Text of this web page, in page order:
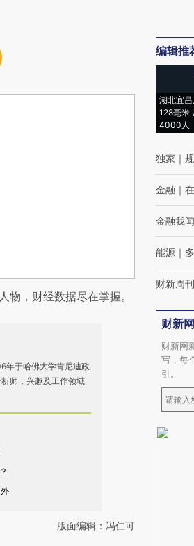
物，财经数据尽在掌握。
年于哈佛大学肯尼迪政
师，兴趣及工作领域
版面编辑：冯仁可
编辑推
湖北宜
128毫米
4000人
独家 ｜
金融 ｜
金融我闻
能源 ｜
财新周刊
财新
财新网
写，每
引。